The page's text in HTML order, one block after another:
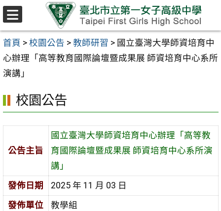
跳至主要內容區
首頁 > 校園公告 > 教師研習 > 國立臺灣大學師資培育中
心辦理「高等教育國際論壇暨成果展 師資培育中心系所
演講」
校園公告
公告主旨
國立臺灣大學師資培育中心辦理「高等教
育國際論壇暨成果展 師資培育中心系所演
講」
發佈日期
2025 年 11 月 03 日
發佈單位
教學組
選
單